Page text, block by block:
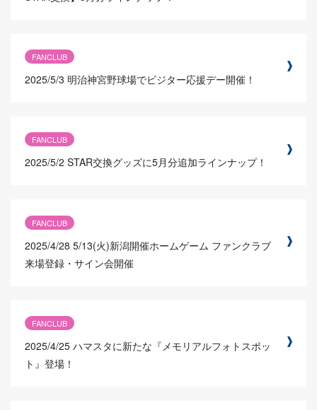
FANCLUB
2025/5/3 明治神宮野球場でビジター応援デー開催！
FANCLUB
2025/5/2 STAR交換グッズに5月分追加ラインナップ！
FANCLUB
2025/4/28 5/13(火)新潟開催ホームゲーム ファンクラブ
来場登録・サイン会開催
FANCLUB
2025/4/25 ハマスタに新たな『メモリアルフォトスポッ
ト』登場！